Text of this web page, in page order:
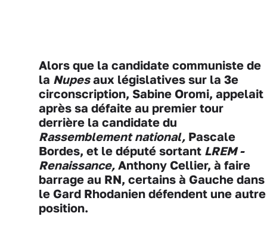
Alors que la candidate communiste de
la Nupesaux législatives sur la 3e
circonscription, Sabine Oromi, appelait
après sa défaite au premier tour
derrière la candidate du
Rassemblement national, Pascale
Bordes, et le député sortant LREM -
Renaissance, Anthony Cellier, à faire
barrage au RN, certains à Gauche dans
le Gard Rhodanien défendent une autre
position.